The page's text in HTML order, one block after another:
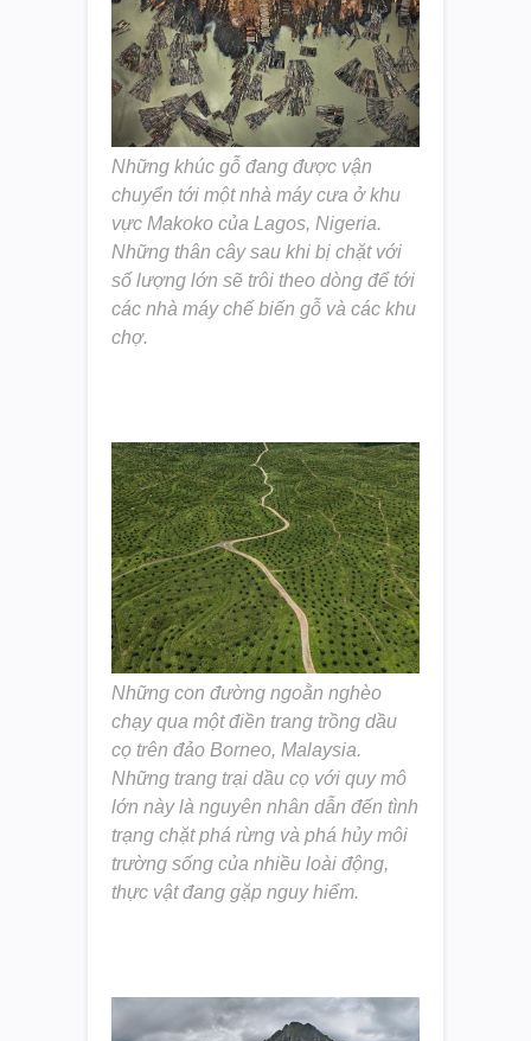
Những khúc gỗ đang được vận
chuyển tới một nhà máy cưa ở khu
vực Makoko của Lagos, Nigeria.
Những thân cây sau khi bị chặt với
số lượng lớn sẽ trôi theo dòng để tới
các nhà máy chế biến gỗ và các khu
chợ.
Những con đường ngoằn nghèo
chạy qua một điền trang trồng dầu
cọ trên đảo Borneo, Malaysia.
Những trang trại dầu cọ với quy mô
lớn này là nguyên nhân dẫn đến tình
trạng chặt phá rừng và phá hủy môi
trường sống của nhiều loài động,
thực vật đang gặp nguy hiểm.